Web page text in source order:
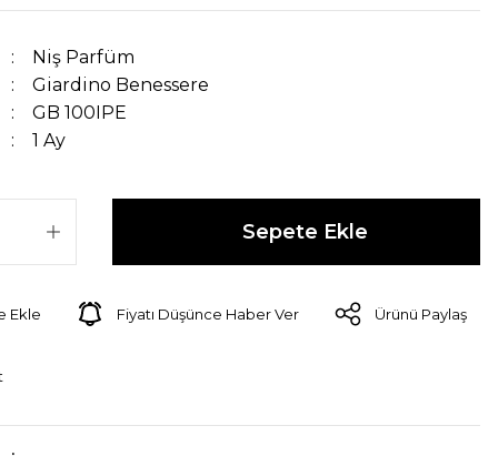
Niş Parfüm
Giardino Benessere
GB 100IPE
1 Ay
Sepete Ekle
Fiyatı Düşünce Haber Ver Ürünü Paylaş